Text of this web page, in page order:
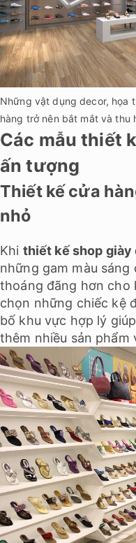
Những vật dụng decor, họa
hàng trở nên bắt mắt và thu
Các mẫu thiết
ấn tượng
Thiết kế cửa
nhỏ
Khi thiết kế shop giày
những gam màu
thoáng đãng hơn cho
chọn những chiếc kệ
bố khu vực hợp lý
thêm nhiều sản phẩm